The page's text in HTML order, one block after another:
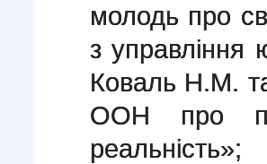
молодь про
з управління
Коваль Н.М.
ООН про
реальність»;